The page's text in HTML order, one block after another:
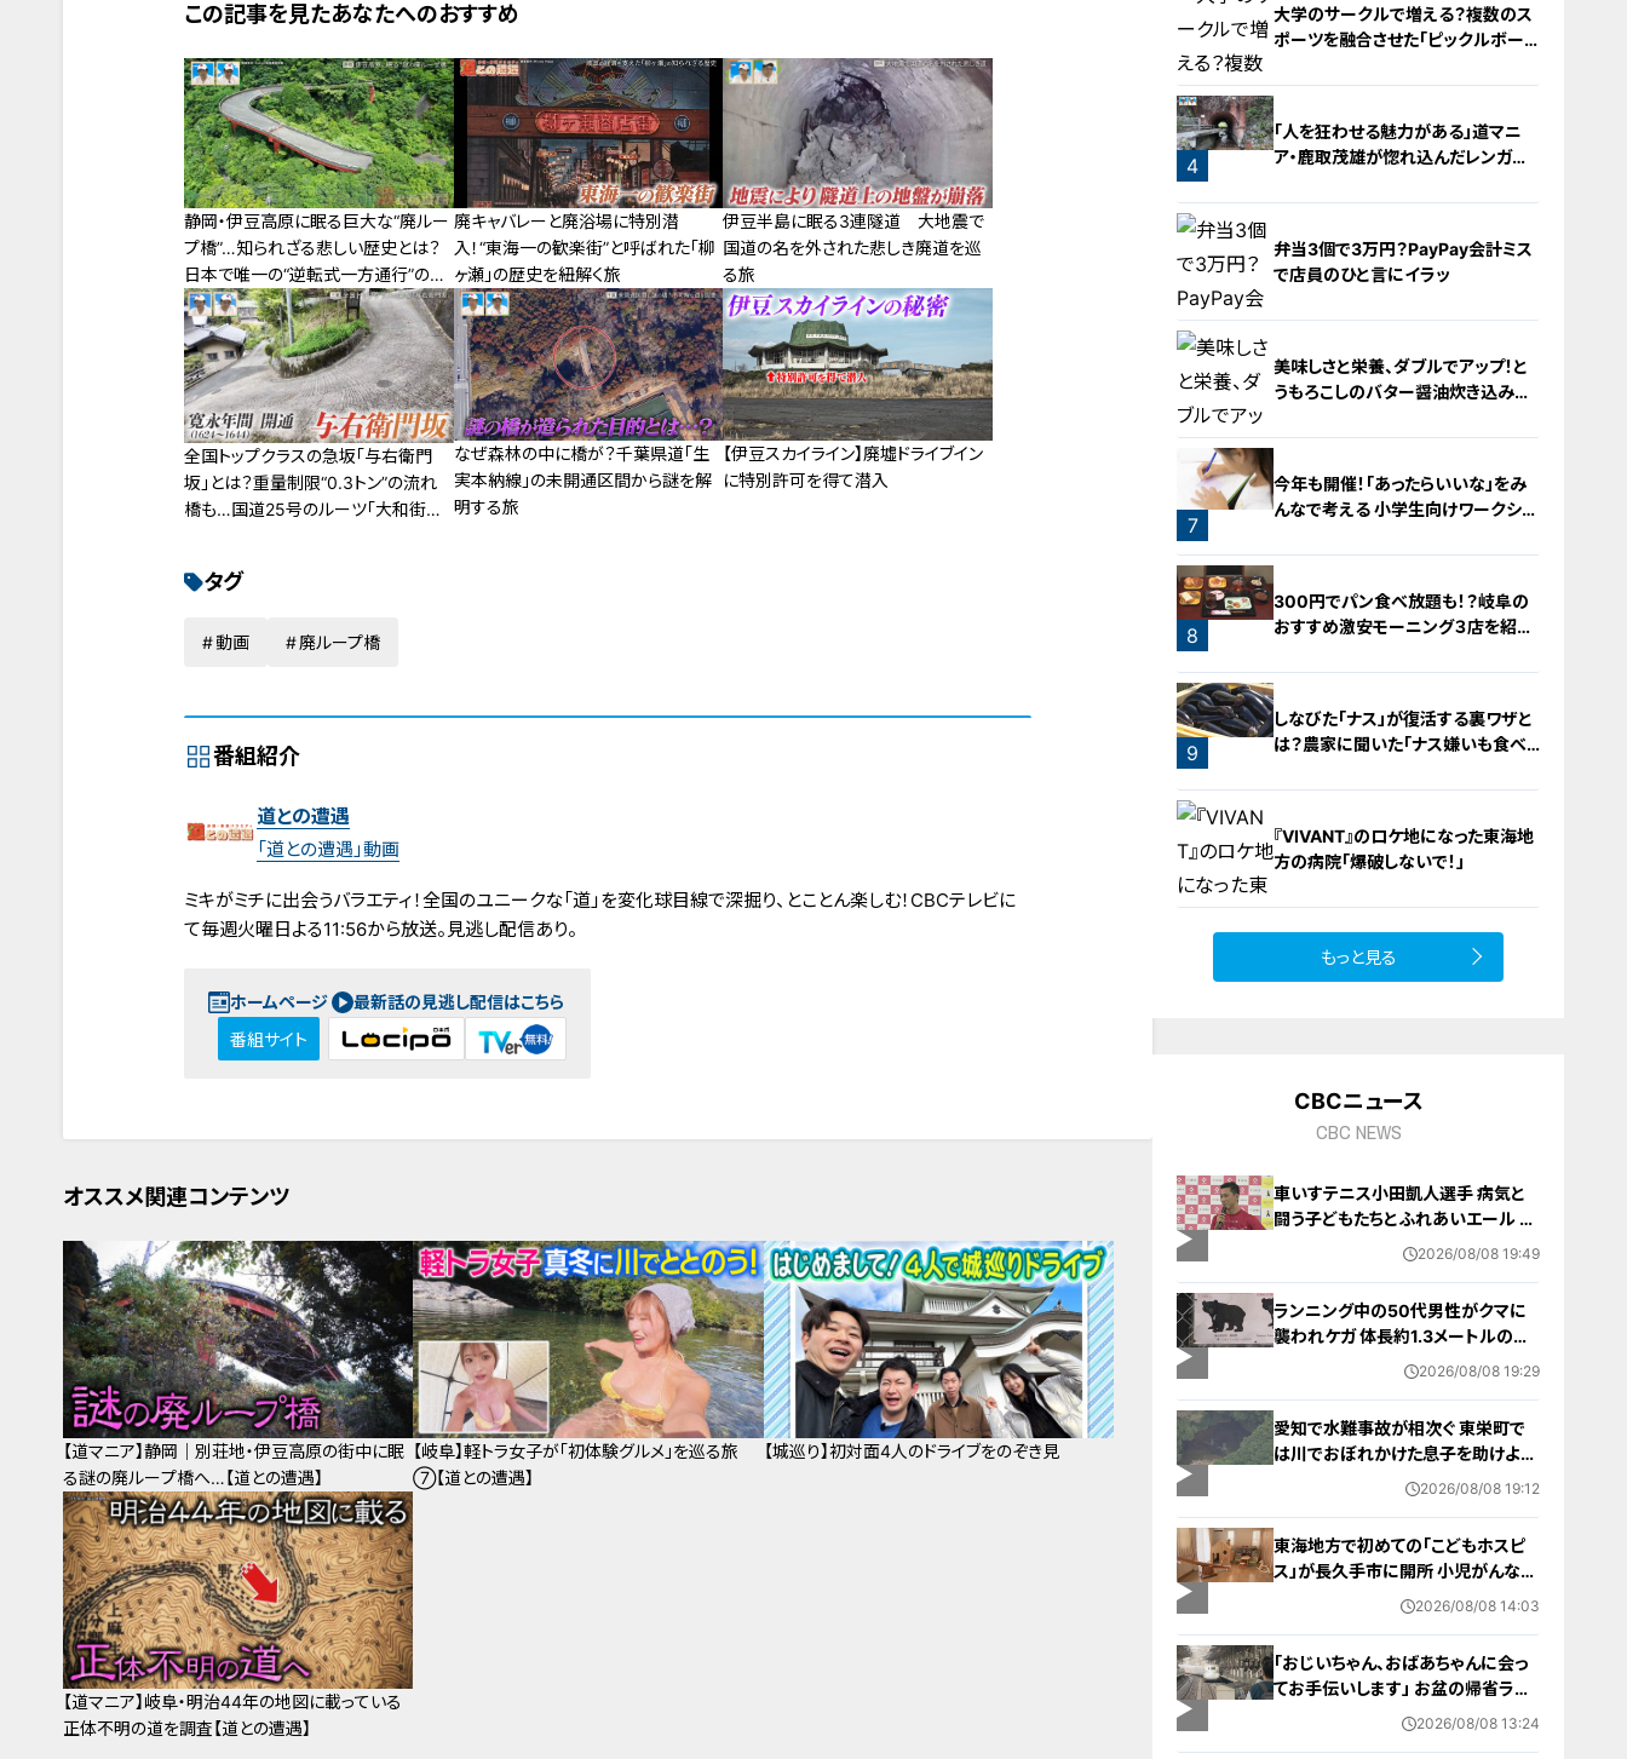
この記事を見たあなたへのおすすめ
静岡・伊豆高原に眠る巨大な“廃ルー
プ橋”…知られざる悲しい歴史とは？
日本で唯一の“逆転式一方通行”の橋
も
廃キャバレーと廃浴場に特別潜
入！“東海一の歓楽街”と呼ばれた「柳
ヶ瀬」の歴史を紐解く旅
伊豆半島に眠る3連隧道 大地震で
国道の名を外された悲しき廃道を巡
る旅
全国トップクラスの急坂「与右衛門
坂」とは？重量制限“0.3トン”の流れ
橋も…国道25号のルーツ「大和街道」
なぜ森林の中に橋が？千葉県道「生
実本納線」の未開通区間から謎を解
明する旅
【伊豆スカイライン】廃墟ドライブイン
に特別許可を得て潜入
タグ
動画 廃ループ橋
番組紹介
道との遭遇
「道との遭遇」動画
ミキがミチに出会うバラエティ！全国のユニークな「道」を変化球目線で深掘り、とことん楽しむ！CBCテレビに
て毎週火曜日よる11:56から放送。見逃し配信あり。
ホームページ
番組サイト
最新話の見逃し配信はこちら
オススメ関連コンテンツ
【道マニア】静岡｜別荘地・伊豆高原の街中に眠
る謎の廃ループ橋へ…【道との遭遇】
【岐阜】軽トラ女子が「初体験グルメ」を巡る旅
⑦【道との遭遇】
【城巡り】初対面4人のドライブをのぞき見
【道マニア】岐阜・明治44年の地図に載っている
正体不明の道を調査【道との遭遇】
3
大学のサークルで増える？複数のス
ポーツを融合させた「ピックルボー
4
「人を狂わせる魅力がある」道マニ
ア・鹿取茂雄が惚れ込んだレンガの
5
弁当3個で3万円？PayPay会計ミス
で店員のひと言にイラッ
6
美味しさと栄養、ダブルでアップ！と
うもろこしのバター醤油炊き込みご
7
今年も開催！「あったらいいな」をみ
んなで考える 小学生向けワークショ
8
300円でパン食べ放題も！？岐阜の
おすすめ激安モーニング３店を紹
9
しなびた「ナス」が復活する裏ワザと
は？農家に聞いた「ナス嫌いも食べ
『VIVANT』のロケ地になった東海地
方の病院「爆破しないで！」
もっと見る
CBCニュース
CBC NEWS
車いすテニス小田凱人選手 病気と
闘う子どもたちとふれあいエール ス
ポーツの楽しさ伝える 名古屋・緑区
2026/08/08 19:49
ランニング中の50代男性がクマに
襲われケガ 体長約1.3メートルのツ
キノワグマに腕や足をかまれる 「つ
岐阜・高山市
2026/08/08 19:29
愛知で水難事故が相次ぐ 東栄町で
は川でおぼれかけた息子を助けよう
とし父親が心肺停止の状態で搬送
2026/08/08 19:12
東海地方で初めての「こどもホスピ
ス」が長久手市に開所 小児がんなど
重い病気の子どもと家族を支える施
2026/08/08 14:03
「おじいちゃん、おばあちゃんに会っ
てお手伝いします」 お盆の帰省ラッ
シュが本格化 東海道新幹線下りがピ
2026/08/08 13:24